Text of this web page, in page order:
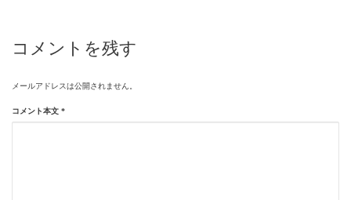
コメントを残す
メールアドレスは公開されません。
コメント本文 *